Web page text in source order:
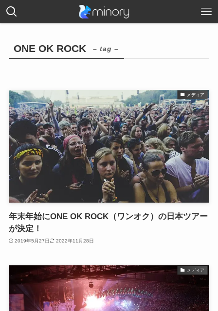
ONE OK ROCK – tag –
メディア
年末年始にONE OK ROCK（ワンオク）の日本ツアー
が決定！
2019年5月27日 2022年11月28日
メディア